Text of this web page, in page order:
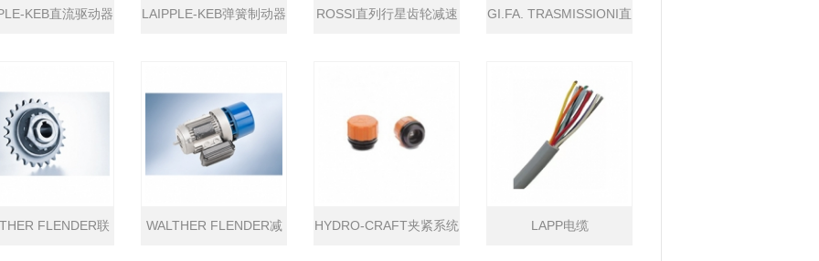
KEB直流驱动器 LAIPPLE-KEB弹簧制动器 ROSSI直列行星齿轮减速 GI.FA. TRASMISSIONI直
FLENDER联 WALTHER FLENDER减 HYDRO-CRAFT夹紧系统 LAPP电缆